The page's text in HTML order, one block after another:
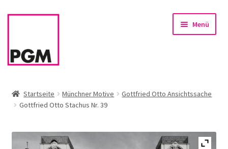
Zur
Zum
Menü
News
Sortiment
öffnen
Startseite Münchner Motive
Gottfried Otto Ansichtssache
Gottfried Otto Stachus Nr. 39